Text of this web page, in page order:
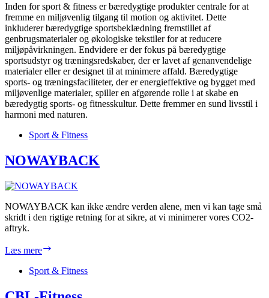
Inden for sport & fitness er bæredygtige produkter centrale for at
fremme en miljøvenlig tilgang til motion og aktivitet. Dette
inkluderer bæredygtige sportsbeklædning fremstillet af
genbrugsmaterialer og økologiske tekstiler for at reducere
miljøpåvirkningen. Endvidere er der fokus på bæredygtige
sportsudstyr og træningsredskaber, der er lavet af genanvendelige
materialer eller er designet til at minimere affald. Bæredygtige
sports- og træningsfaciliteter, der er energieffektive og bygget med
miljøvenlige materialer, spiller en afgørende rolle i at skabe en
bæredygtig sports- og fitnesskultur. Dette fremmer en sund livsstil i
harmoni med naturen.
Sport & Fitness
NOWAYBACK
NOWAYBACK kan ikke ændre verden alene, men vi kan tage små
skridt i den rigtige retning for at sikre, at vi minimerer vores CO2-
aftryk.
Læs mere
Sport & Fitness